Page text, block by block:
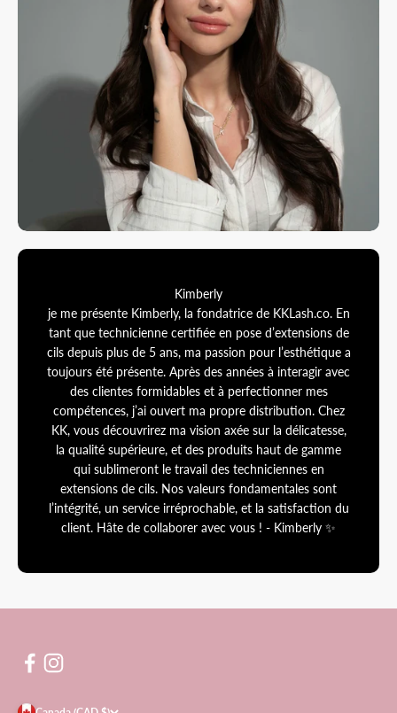
Kimberly
je me présente Kimberly, la fondatrice de KKLash.co. En
tant que technicienne certifiée en pose d’extensions de
cils depuis plus de 5 ans, ma passion pour l’esthétique a
toujours été présente. Après des années à interagir avec
des clientes formidables et à perfectionner mes
compétences, j’ai ouvert ma propre distribution. Chez
KK, vous découvrirez ma vision axée sur la délicatesse,
la qualité supérieure, et des produits haut de gamme
qui sublimeront le travail des techniciennes en
extensions de cils. Nos valeurs fondamentales sont
l’intégrité, un service irréprochable, et la satisfaction du
client. Hâte de collaborer avec vous ! - Kimberly ✨